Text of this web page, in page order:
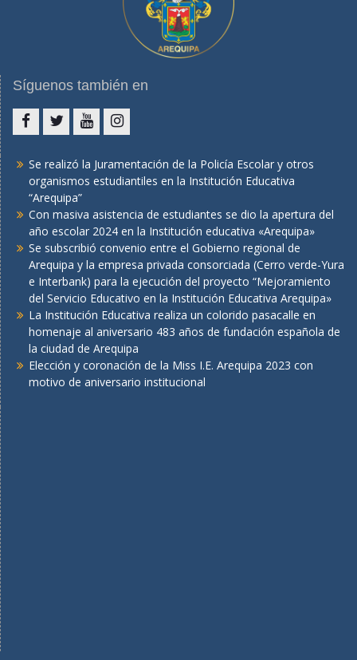
Síguenos también en
tube
Se realizó la Juramentación de la Policía Escolar y otros
organismos estudiantiles en la Institución Educativa
“Arequipa”
Con masiva asistencia de estudiantes se dio la apertura del
año escolar 2024 en la Institución educativa «Arequipa»
Se subscribió convenio entre el Gobierno regional de
Arequipa y la empresa privada consorciada (Cerro verde-Yura
e Interbank) para la ejecución del proyecto “Mejoramiento
del Servicio Educativo en la Institución Educativa Arequipa»
La Institución Educativa realiza un colorido pasacalle en
homenaje al aniversario 483 años de fundación española de
la ciudad de Arequipa
Elección y coronación de la Miss I.E. Arequipa 2023 con
motivo de aniversario institucional